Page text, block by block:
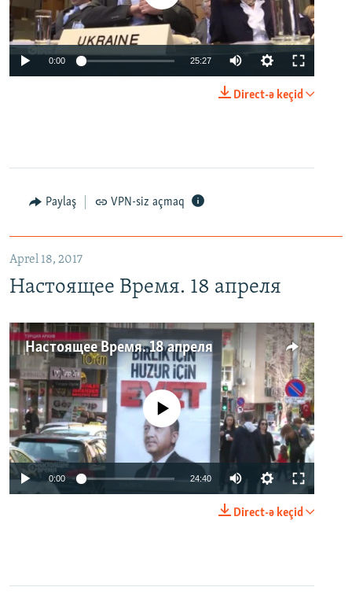
0:00 25:27
Direct-ə keçid
Paylaş VPN-siz açmaq
Aprel 18, 2017
Настоящее Время. 18 апреля
Настоящее Время. 18 апреля
No media source currently available
0:00 24:40
Direct-ə keçid